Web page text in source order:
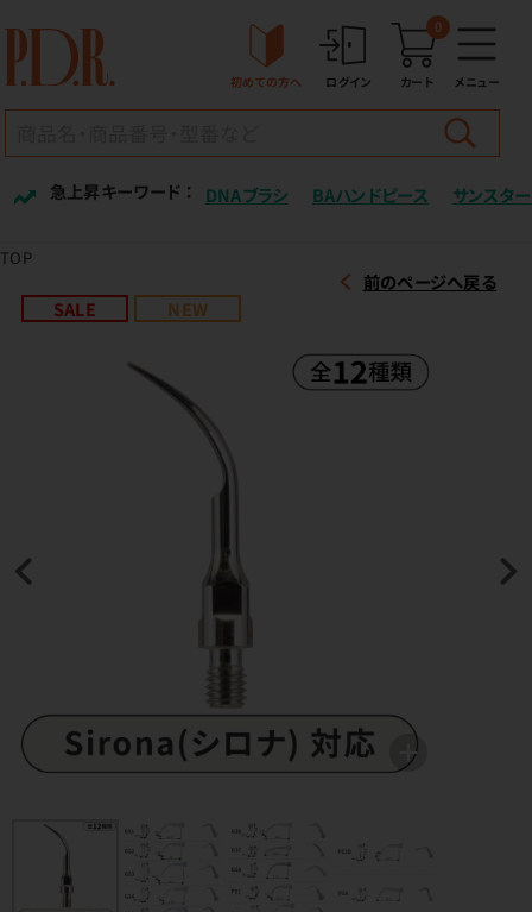
初めての方へ ログイン カート
0
メニュー
急上昇キーワード ： DNAブラシ BAハンドピース サンスター
TOP
前のページへ戻る
SALE NEW